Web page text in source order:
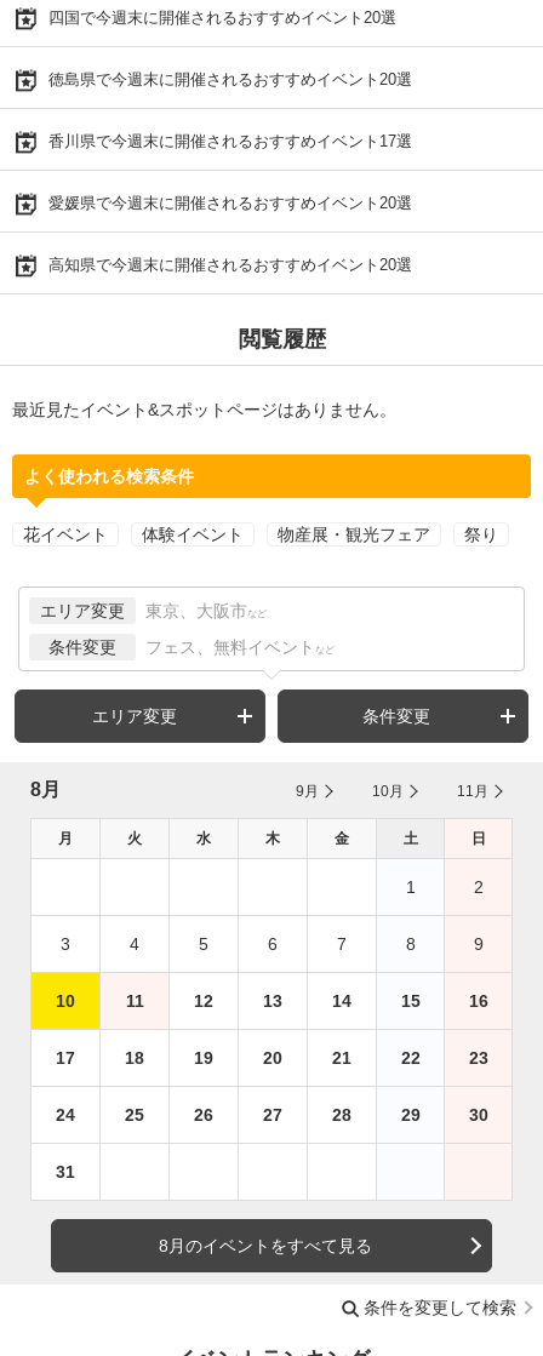
四国で今週末に開催されるおすすめイベント20選
徳島県で今週末に開催されるおすすめイベント20選
香川県で今週末に開催されるおすすめイベント17選
愛媛県で今週末に開催されるおすすめイベント20選
高知県で今週末に開催されるおすすめイベント20選
閲覧履歴
最近見たイベント&スポットページはありません。
よく使われる検索条件
花イベント 体験イベント 物産展・観光フェア 祭り
エリア変更 東京、大阪市 など
条件変更 フェス、無料イベント など
エリア変更 条件変更
8月 9月 10月 11月
月 火 水 木 金 土 日
1 2
3 4 5 6 7 8 9
10 11 12 13 14 15 16
17 18 19 20 21 22 23
24 25 26 27 28 29 30
31
8月のイベントをすべて見る
条件を変更して検索